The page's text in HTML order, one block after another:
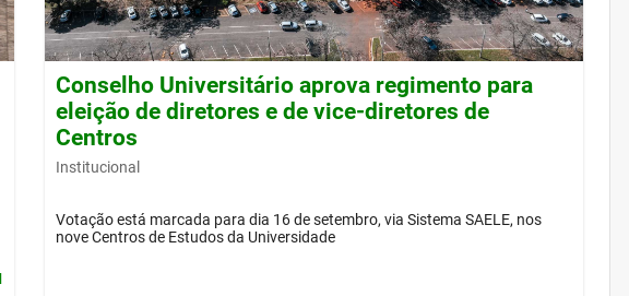
Conselho Universitário aprova regimento para
eleição de diretores e de vice-diretores de
Centros
Institucional
Votação está marcada para dia 16 de setembro, via Sistema SAELE, nos
nove Centros de Estudos da Universidade